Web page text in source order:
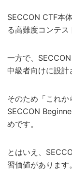
SECCON CTF本
る高難度コンテス
一方で、
中級者向けに設計
そのため「これ
SECCON
めです。
とはいえ、
習価値があります。